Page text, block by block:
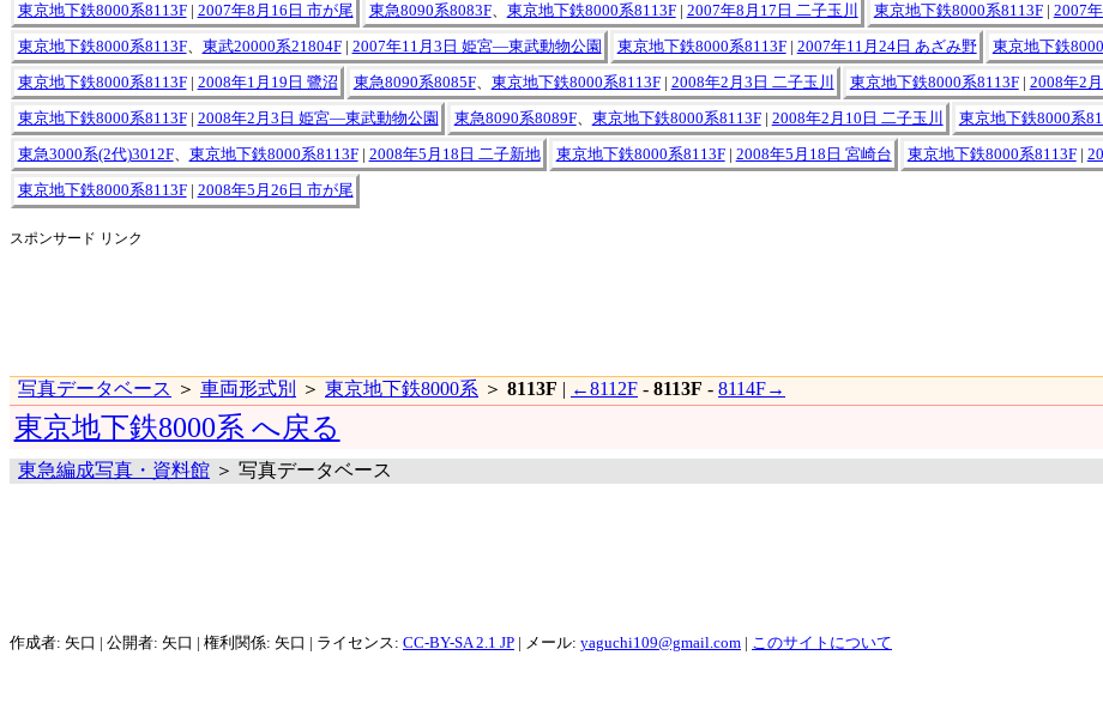
東京地下鉄8000系8113F| 2007年8月16日 市が尾 東急8090系8083F、 東京地下鉄8000系8113F| 2007年8月17日 二子玉川 東京地下鉄8000系8113F| 2007
東京地下鉄8000系8113F、 東武20000系21804F| 2007年11月3日 姫宮―東武動物公園 東京地下鉄8000系8113F| 2007年11月24日 あざみ野 東京地下鉄
東京地下鉄8000系8113F| 2008年1月19日 鷺沼 東急8090系8085F、 東京地下鉄8000系8113F| 2008年2月3日 二子玉川 東京地下鉄8000系8113F| 2008年2
東京地下鉄8000系8113F| 2008年2月3日 姫宮―東武動物公園 東急8090系8089F、 東京地下鉄8000系8113F| 2008年2月10日 二子玉川 東京地下鉄8000系
東急3000系(2代)3012F、 東京地下鉄8000系8113F| 2008年5月18日 二子新地 東京地下鉄8000系8113F| 2008年5月18日 宮崎台 東京地下鉄8000系8113F|
東京地下鉄8000系8113F| 2008年5月26日 市が尾
スポンサード リンク
写真データベース ＞ 車両形式別 ＞ 東京地下鉄8000系 ＞ 8113F | ←8112F - 8113F - 8114F→
東京地下鉄8000系 へ戻る
東急編成写真・資料館 ＞ 写真データベース
作成者: 矢口 | 公開者: 矢口 | 権利関係: 矢口 | ライセンス: CC-BY-SA 2.1 JP | メール: yaguchi109@gmail.com | このサイトについて